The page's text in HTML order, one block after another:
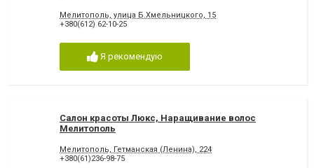
Мелитополь, улица Б.Хмельницкого, 15
+380(612) 62-10-25
Я рекомендую
Салон красоты Люкс, Наращивание волос
Мелитополь
Мелитополь, Гетманская (Ленина), 224
+380(61)236-98-75